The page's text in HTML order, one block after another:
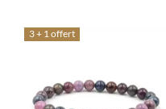
3 + 1 offert